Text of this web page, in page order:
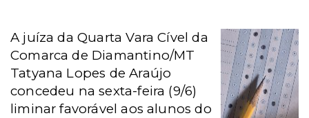
A juíza da Quarta Vara Cível da
Comarca de Diamantino/MT
Tatyana Lopes de Araújo
concedeu na sexta-feira (9/6)
liminar favorável aos alunos do